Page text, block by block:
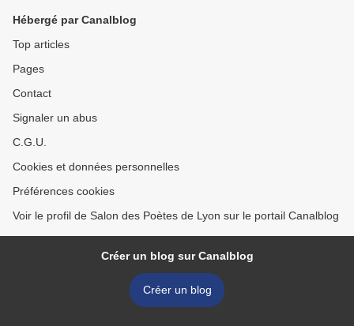
Hébergé par Canalblog
Top articles
Pages
Contact
Signaler un abus
C.G.U.
Cookies et données personnelles
Préférences cookies
Voir le profil de Salon des Poètes de Lyon sur le portail Canalblog
Créer un blog sur Canalblog
Créer un blog